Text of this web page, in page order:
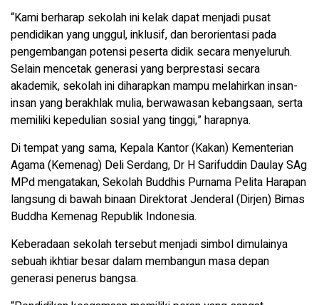
“Kami berharap sekolah ini kelak dapat menjadi pusat
pendidikan yang unggul, inklusif, dan berorientasi pada
pengembangan potensi peserta didik secara menyeluruh.
Selain mencetak generasi yang berprestasi secara
akademik, sekolah ini diharapkan mampu melahirkan insan-
insan yang berakhlak mulia, berwawasan kebangsaan, serta
memiliki kepedulian sosial yang tinggi,” harapnya.
Di tempat yang sama, Kepala Kantor (Kakan) Kementerian
Agama (Kemenag) Deli Serdang, Dr H Sarifuddin Daulay SAg
MPd mengatakan, Sekolah Buddhis Purnama Pelita Harapan
langsung di bawah binaan Direktorat Jenderal (Dirjen) Bimas
Buddha Kemenag Republik Indonesia.
Keberadaan sekolah tersebut menjadi simbol dimulainya
sebuah ikhtiar besar dalam membangun masa depan
generasi penerus bangsa.